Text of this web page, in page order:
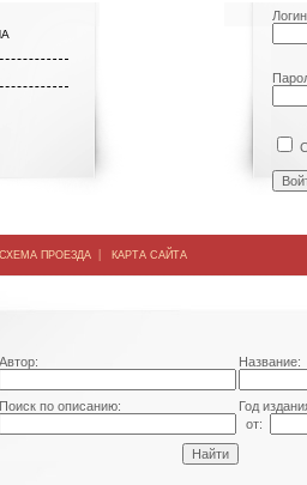
Логин
СХЕМА ПРОЕЗДА | КАРТА САЙТА
Автор: Название:
Поиск по описанию:
Год
от: